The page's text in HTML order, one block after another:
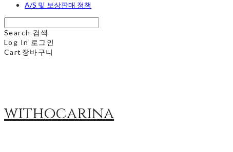
A/S 및 보상판매 정책
Search 검색
Log In 로그인
Cart 장바구니
withocarina